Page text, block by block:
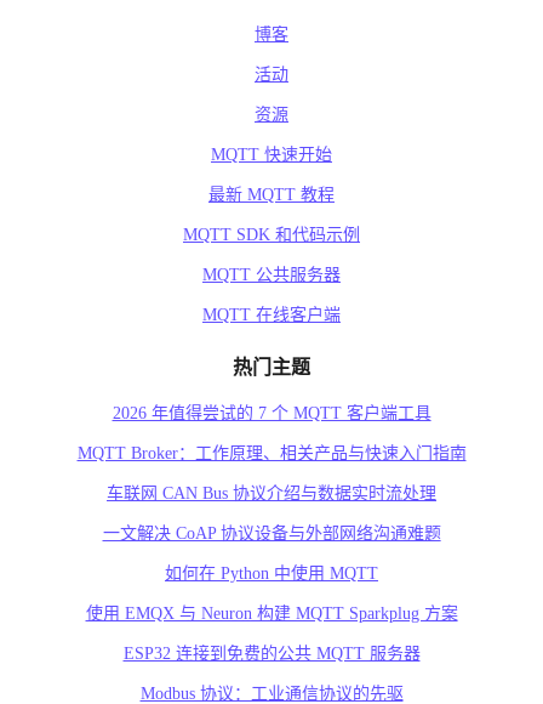
博客
活动
资源
MQTT 快速开始
最新 MQTT 教程
MQTT SDK 和代码示例
MQTT 公共服务器
MQTT 在线客户端
热门主题
2026 年值得尝试的 7 个 MQTT 客户端工具
MQTT Broker：工作原理、相关产品与快速入门指南
车联网 CAN Bus 协议介绍与数据实时流处理
一文解决 CoAP 协议设备与外部网络沟通难题
如何在 Python 中使用 MQTT
使用 EMQX 与 Neuron 构建 MQTT Sparkplug 方案
ESP32 连接到免费的公共 MQTT 服务器
Modbus 协议：工业通信协议的先驱